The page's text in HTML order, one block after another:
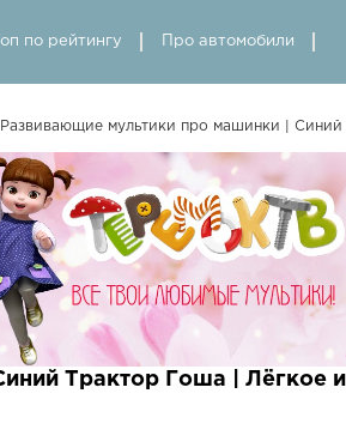
по рейтингу Про автомобили
мультики про машинки |
Трактор Гоша | Лёгкое